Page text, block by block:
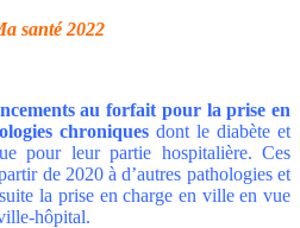
santé 2022
au forfait pour la prise en
chroniques dont le diabète et
pour leur partie hospitalière. Ces
de 2020 à d’autres pathologies et
la prise en charge en ville en vue
hôpital.